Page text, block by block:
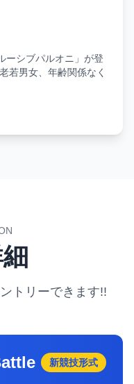
ーシブパルオニ」が登
若男女、年齢関係なく
トリーできます!!
新競技形式